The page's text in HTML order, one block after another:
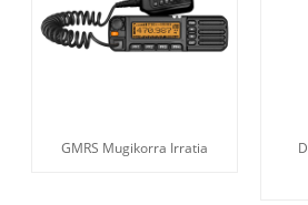
GMRS Mugikorra Irratia